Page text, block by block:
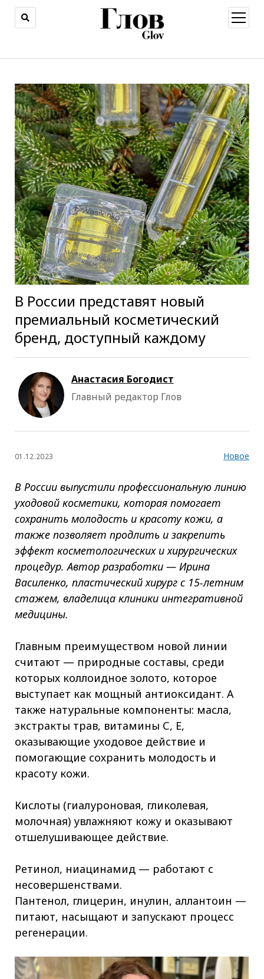
меню
В России представят новый
премиальный косметический
бренд, доступный каждому
Анастасия Богодист
Главный редактор Глов
01.12.2023 Новое
В России выпустили профессиональную линию
уходовой косметики, которая помогает
сохранить молодость и красоту кожи, а
также позволяет продлить и закрепить
эффект косметологических и хирургических
процедур. Автор разработки — Ирина
Василенко, пластический хирург с 15-летним
стажем, владелица клиники интегративной
медицины.
Главным преимуществом новой линии
считают — природные составы, среди
которых коллоидное золото, которое
выступает как мощный антиоксидант. А
также натуральные компоненты: масла,
экстракты трав, витамины С, Е,
оказывающие уходовое действие и
помогающие сохранить молодость и
красоту кожи.
Кислоты (гиалуроновая, гликолевая,
молочная) увлажняют кожу и оказывают
отшелушивающее действие.
Ретинол, ниацинамид — работают с
несовершенствами.
Пантенол, глицерин, инулин, аллантоин —
питают, насыщают и запускают процесс
регенерации.